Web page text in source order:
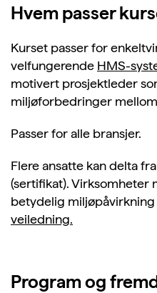
Hvem passer
Kurset passer for
velfungerende HMS-
motivert prosjektleder
miljøforbedringer
Passer for alle bransjer.
Flere ansatte kan delta
(sertifikat). Virksomheter
betydelig miljøpåvirkning
veiledning.
Program og